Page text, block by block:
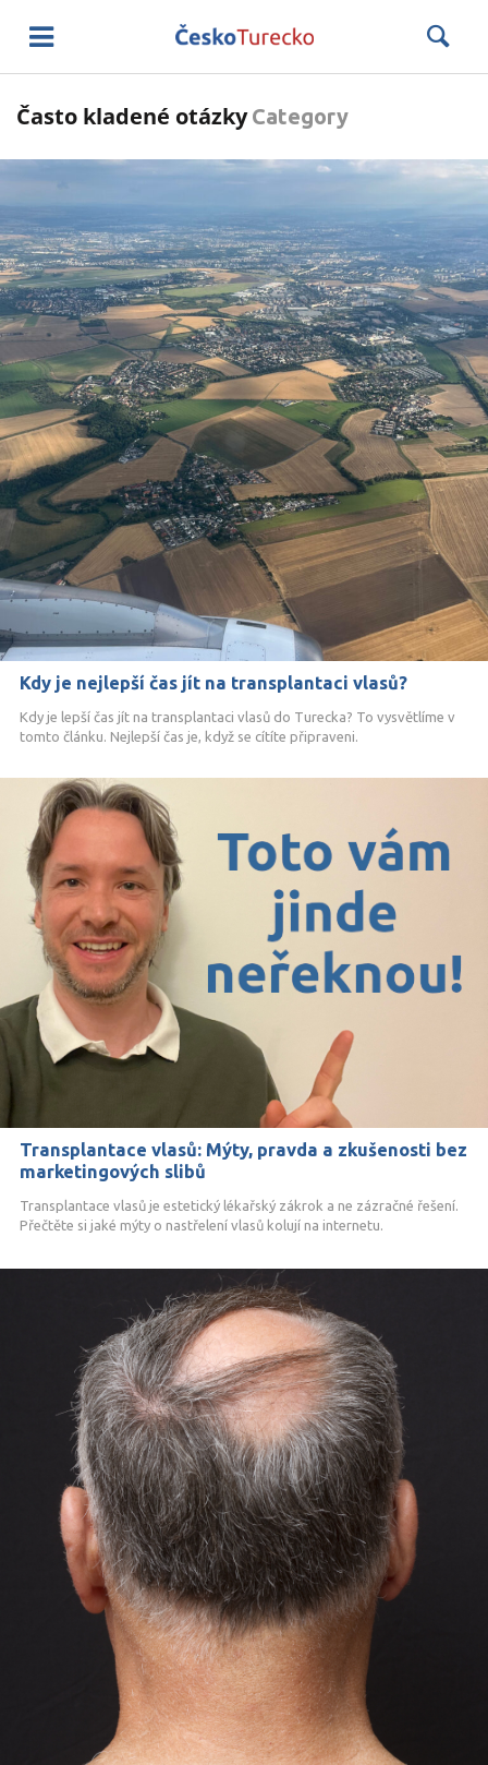
Často kladené otázky Category
Kdy je nejlepší čas jít na transplantaci vlasů?
Kdy je lepší čas jít na transplantaci vlasů do Turecka? To vysvětlíme v
tomto článku. Nejlepší čas je, když se cítíte připraveni.
Transplantace vlasů: Mýty, pravda a zkušenosti bez
marketingových slibů
Transplantace vlasů je estetický lékařský zákrok a ne zázračné řešení.
Přečtěte si jaké mýty o nastřelení vlasů kolují na internetu.